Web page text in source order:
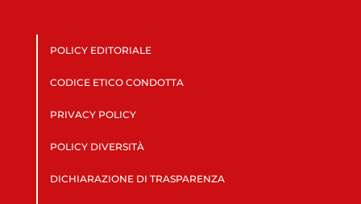
POLICY EDITORIALE
CODICE ETICO CONDOTTA
PRIVACY POLICY
POLICY DIVERSITÀ
DICHIARAZIONE DI TRASPARENZA